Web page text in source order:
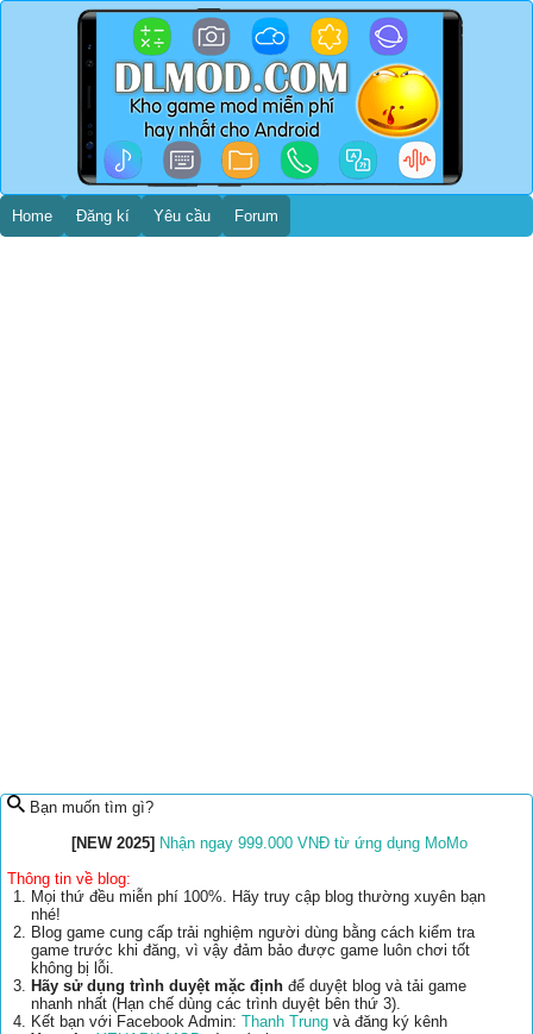
Home Đăng kí Yêu cầu Forum
Bạn muốn tìm gì?
[NEW 2025] Nhận ngay 999.000 VNĐ từ ứng dụng MoMo
Thông tin về blog:
Mọi thứ đều miễn phí 100%. Hãy truy cập blog thường xuyên bạn
nhé!
Blog game cung cấp trải nghiệm người dùng bằng cách kiểm tra
game trước khi đăng, vì vậy đảm bảo được game luôn chơi tốt
không bị lỗi.
Hãy sử dụng trình duyệt mặc định để duyệt blog và tải game
nhanh nhất (Hạn chế dùng các trình duyệt bên thứ 3).
Kết bạn với Facebook Admin: Thanh Trung và đăng ký kênh